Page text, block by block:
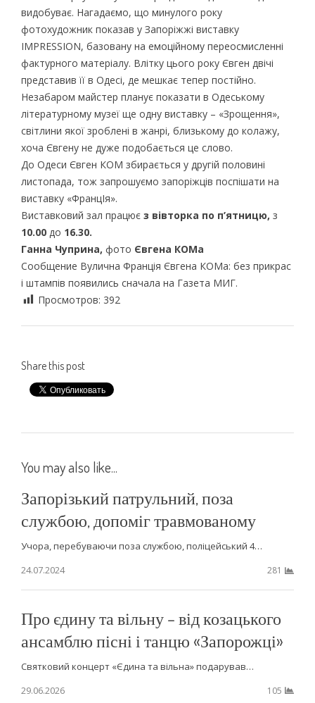
видобуває. Нагадаємо, що минулого року
фотохудожник показав у Запоріжжі виставку
IMPRESSION, базовану на емоційному переосмисленні
фактурного матеріалу. Влітку цього року Євген двічі
представив її в Одесі, де мешкає тепер постійно.
Незабаром майстер планує показати в Одеському
літературному музеї ще одну виставку – «Зрощення»,
світлини якої зроблені в жанрі, близькому до колажу,
хоча Євгену не дуже подобається це слово.
До Одеси Євген КОМ збирається у другій половині
листопада, тож запрошуємо запоріжців поспішати на
виставку «ФранцІя».
Виставковий зал працює з вівторка по п’ятницю, з
10.00 до 16.30.
Ганна Чуприна, фото Євгена КОМа
Сообщение Вулична Франція Євгена КОМа: без прикрас
і штампів появились сначала на Газета МИГ.
Просмотров: 392
Share this post
You may also like...
Запорізький патрульний, поза
службою, допоміг травмованому
Учора, перебуваючи поза службою, поліцейський 4…
24.07.2024
281
Про єдину та вільну – від козацького
ансамблю пісні і танцю «Запорожці»
Святковий концерт «Єдина та вільна» подарував…
29.06.2026
105